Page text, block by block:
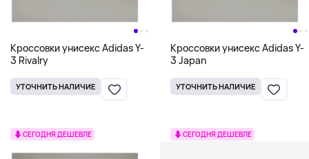
Кроссовки унисекс Adidas Y-
3 Rivalry
УТОЧНИТЬ НАЛИЧИЕ
Кроссовки унисекс Adidas Y-
3 Japan
УТОЧНИТЬ НАЛИЧИЕ
СЕГОДНЯ ДЕШЕВЛЕ СЕГОДНЯ ДЕШЕВЛЕ